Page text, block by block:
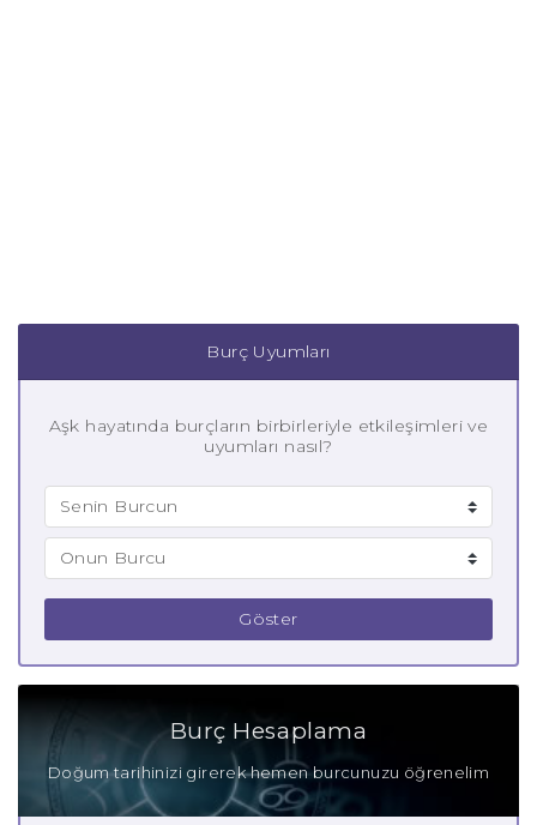
Burç Uyumları
Aşk hayatında burçların birbirleriyle etkileşimleri ve
uyumları nasıl?
Göster
Burç Hesaplama
Doğum tarihinizi girerek hemen burcunuzu öğrenelim